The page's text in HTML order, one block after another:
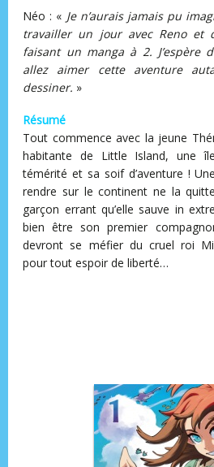
Néo : « Je n’aurais jamais pu
travailler un jour avec Reno et
faisant un manga à 2.
allez aimer cette aventure
dessiner. »
Résumé
Tout commence avec la jeune
habitante de Little Island, une
témérité et sa soif d’aventure !
rendre sur le continent ne la
garçon errant qu’elle sauve in
bien être son premier
devront se méfier du cruel roi
pour tout espoir de liberté…